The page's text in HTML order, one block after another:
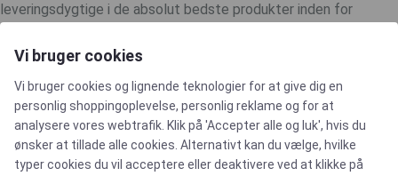
leveringsdygtige i de absolut bedste produkter inden for
bagagen tilbyder vi en bred vifte af viden inden for den
pharmaceutiske industri, den kemiske industri samt
fødevareindustrien.
Er du interesseret i at høre mere om vores tankrensere eller
Vi bruger cookies
Vi bruger cookies og lignende teknologier for at give dig en
personlig shoppingoplevelse, personlig reklame og for at
analysere vores webtrafik. Klik på 'Accepter alle og luk', hvis du
ønsker at tillade alle cookies. Alternativt kan du vælge, hvilke
typer cookies du vil acceptere eller deaktivere ved at klikke på